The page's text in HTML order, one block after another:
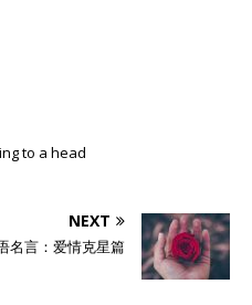
to a head
NEXT
名言：爱情克星篇